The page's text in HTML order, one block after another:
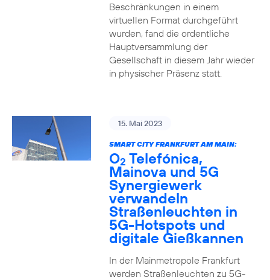
Beschränkungen in einem
virtuellen Format durchgeführt
wurden, fand die ordentliche
Hauptversammlung der
Gesellschaft in diesem Jahr wieder
in physischer Präsenz statt.
15. Mai 2023
SMART CITY FRANKFURT AM MAIN:
O2 Telefónica,
Mainova und 5G
Synergiewerk
verwandeln
Straßenleuchten in
5G-Hotspots und
digitale Gießkannen
In der Mainmetropole Frankfurt
werden Straßenleuchten zu 5G-